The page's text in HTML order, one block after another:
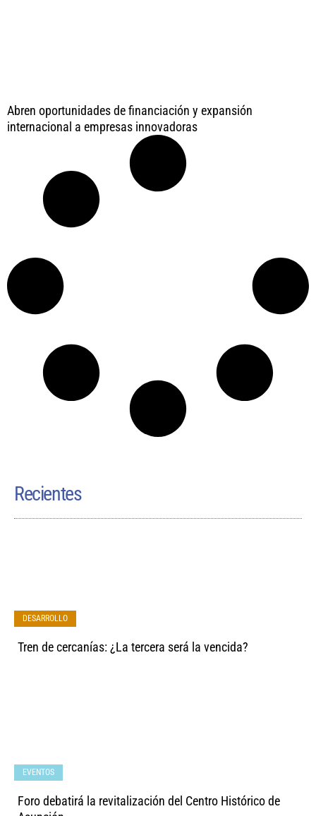
Abren oportunidades de financiación y expansión
internacional a empresas innovadoras
Recientes
Tren de cercanías: ¿La tercera será la vencida?
DESARROLLO
Foro debatirá la revitalización del Centro Histórico de
EVENTOS